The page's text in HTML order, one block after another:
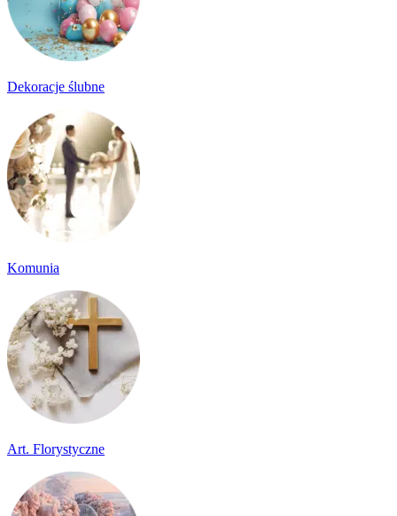
Dekoracje ślubne
Komunia
Art. Florystyczne